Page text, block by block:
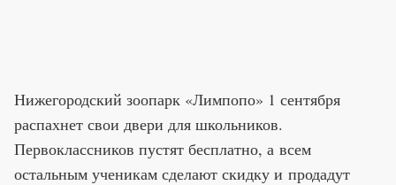
Нижегородский зоопарк «Лимпопо» 1 сентября
распахнет свои двери для школьников.
Первоклассников пустят бесплатно, а всем
остальным ученикам сделают скидку и продадут